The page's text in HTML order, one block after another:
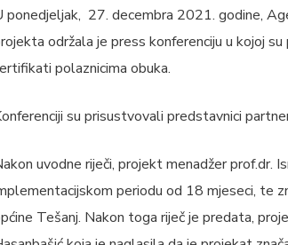
ponedjeljak, 27. decembra 2021. godine,
održala je press konferenciju u kojoj
polaznicima obuka.
su prisustvovali predstavnici
uvodne riječi, projekt menadžer prof.dr.
periodu od 18 mjeseci, te
Tešanj. Nakon toga riječ je predata,